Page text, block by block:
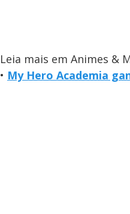
Leia mais em Animes &
• My Hero Academia